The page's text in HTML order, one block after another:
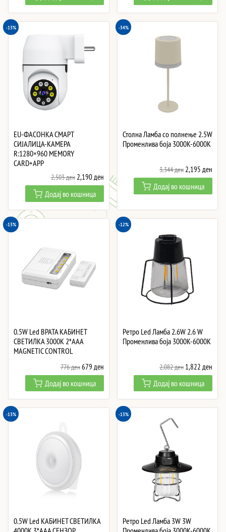
3,344 ден.2,195 ден.
776 ден.679
-13%
EU-ФАСОНКА СМАРТ
СИЈАЛИЦА-КАМЕРА
R:1280×960 MEMORY
CARD+APP
2,503ден Original
price
was:
2,503 ден.
2,190денCurrent
price
is:
2,190 ден.
Додај во кошница
-34%
Столна Ламба со полнење 2.5W
Променлива боја 3000K-6000K
3,344ден Original
price
was:
2,195 ден
price
is:
Додај во кошница
-13%
0.5W Led ВРАТА КАБИНЕТ
СВЕТИЛКА 3000K 2*AAA
MAGNETIC CONTROL
776денOriginal
price
was:
776 ден.
679 денCurrent
price
is:
679 ден.
Додај во кошница
-12%
Ретро Led Ламба 2.6W 2.6 W
Променлива боја 3000K-6000K
2,082ден Original
price
was:
2,082 ден.
1,822 ден
price
is:
Додај во кошница
-13%
0.5W Led КАБИНЕТ СВЕТИЛКА
-13%
Ретро Led Ламба 3W 3W